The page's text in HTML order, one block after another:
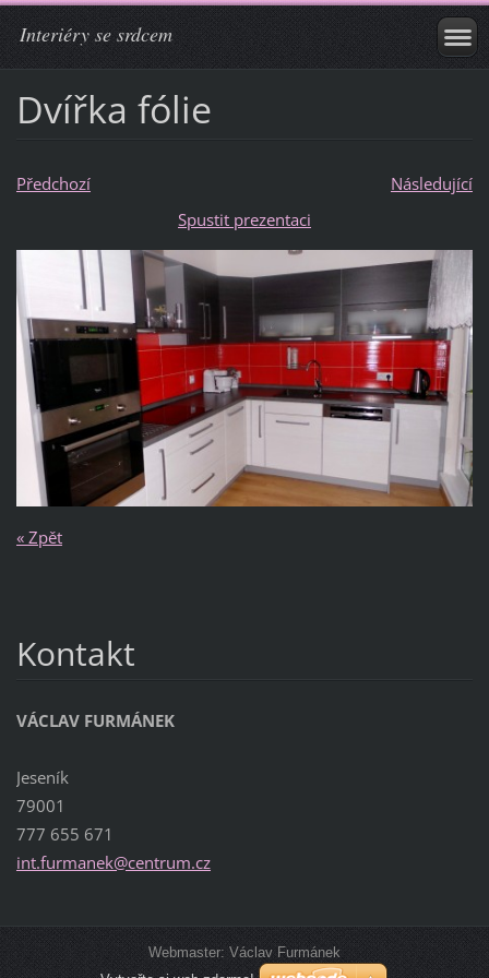
Interiéry se srdcem
Dvířka fólie
Předchozí
Následující
Spustit prezentaci
« Zpět
Kontakt
VÁCLAV FURMÁNEK
Jeseník
79001
777 655 671
int.furmanek@centrum.cz
Webmaster: Václav Furmánek